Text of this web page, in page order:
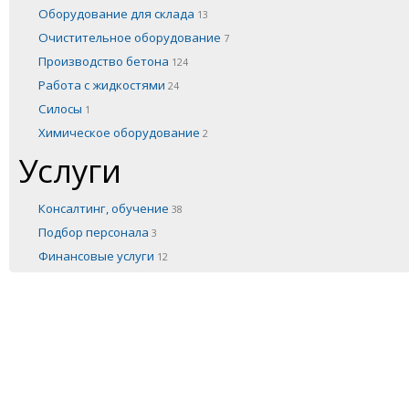
Оборудование для склада 13
Очистительное оборудование 7
Производство бетона 124
Работа с жидкостями 24
Силосы 1
Химическое оборудование 2
Услуги
Консалтинг, обучение 38
Подбор персонала 3
Финансовые услуги 12